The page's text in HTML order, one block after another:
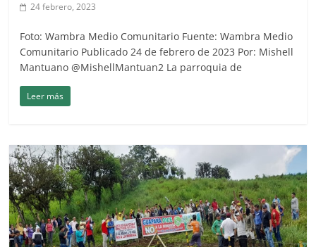
24 febrero, 2023
Foto: Wambra Medio Comunitario Fuente: Wambra Medio
Comunitario Publicado 24 de febrero de 2023 Por: Mishell
Mantuano @MishellMantuan2 La parroquia de
Leer más